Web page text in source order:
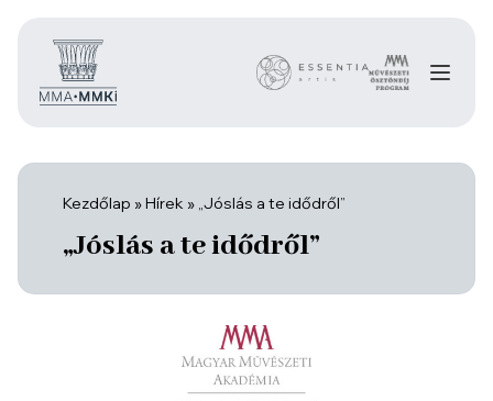
Kezdőlap »Hírek » „Jóslás a te idődről”
„Jóslás a te idődről”